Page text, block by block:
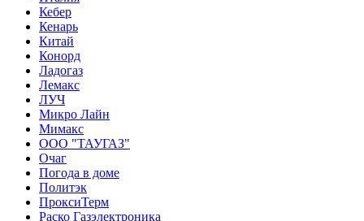
Кебер
Кенарь
Китай
Конорд
Ладогаз
Лемакс
ЛУЧ
Микро Лайн
Мимакс
ООО "ТАУГАЗ"
Очаг
Погода в доме
Политэк
ПроксиТерм
Раско Газэлектроника